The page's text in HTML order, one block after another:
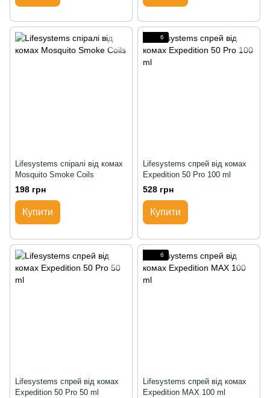
Lifesystems спіралі від комах
Mosquito Smoke Coils
198 грн
Купити
6
Lifesystems спрей від комах
Expedition 50 Pro 100 ml
528 грн
Купити
Lifesystems спрей від комах
Expedition 50 Pro 50 ml
6
Lifesystems спрей від комах
Expedition MAX 100 ml